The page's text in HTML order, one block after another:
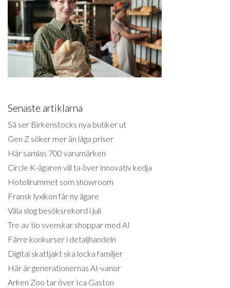
Senaste artiklarna
Så ser Birkenstocks nya butiker ut
Gen Z söker mer än låga priser
Här samlas 700 varumärken
Circle K-ägaren vill ta över innovativ kedja
Hotellrummet som showroom
Fransk lyxikon får ny ägare
Väla slog besöksrekord i juli
Tre av tio svenskar shoppar med AI
Färre konkurser i detaljhandeln
Digital skattjakt ska locka familjer
Här är generationernas AI-vanor
Arken Zoo tar över Ica Gaston